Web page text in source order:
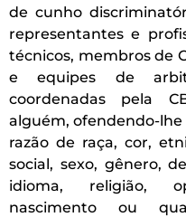
de cunho
representantes e
técnicos, membros de
e equipes de
coordenadas pela
alguém, ofendendo-lhe
razão de raça, cor,
social, sexo, gênero,
idioma, religião,
nascimento ou